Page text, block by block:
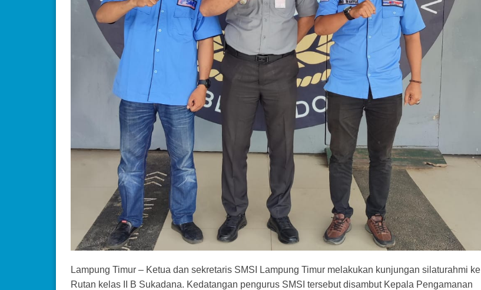
Lampung Timur – Ketua dan sekretaris SMSI Lampung Timur melakukan kunjungan silaturahmi ke
Rutan kelas II B Sukadana. Kedatangan pengurus SMSI tersebut disambut Kepala Pengamanan